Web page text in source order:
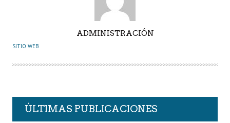
U
O
ADMINISTRACIÓN
SITIO WEB
ÚLTIMAS PUBLICACIONES